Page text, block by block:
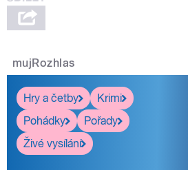
mujRozhlas
Hry a četby
Krimi
Pohádky
Pořady
Živé vysílání